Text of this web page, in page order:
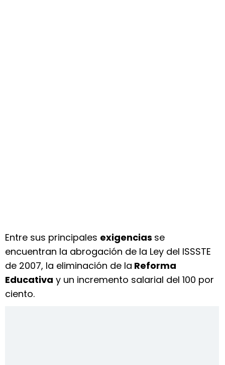
Entre sus principales exigencias se
encuentran la abrogación de la Ley del ISSSTE
de 2007, la eliminación de la Reforma
Educativa y un incremento salarial del 100 por
ciento.